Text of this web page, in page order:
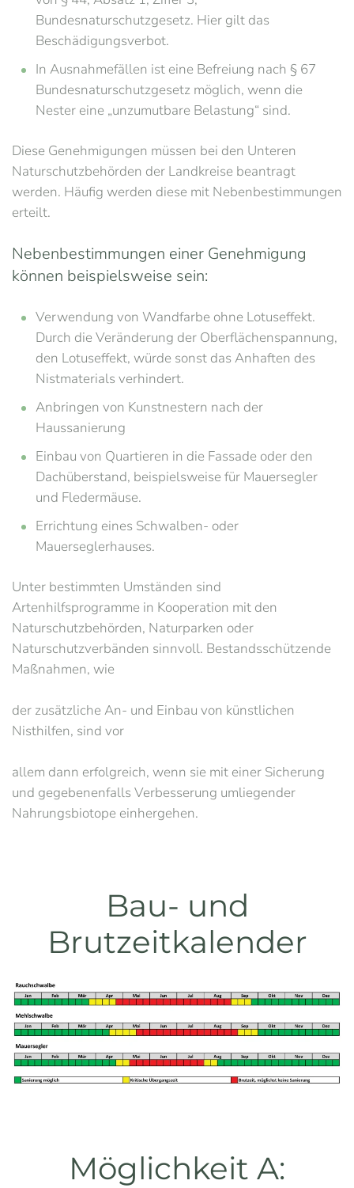
Bundesnaturschutzgesetz. Hier gilt das
Beschädigungsverbot.
In Ausnahmefällen ist eine Befreiung nach § 67
Bundesnaturschutzgesetz möglich, wenn die
Nester eine „unzumutbare Belastung“ sind.
Diese Genehmigungen müssen bei den Unteren
Naturschutzbehörden der Landkreise beantragt
werden. Häufig werden diese mit Nebenbestimmungen
erteilt.
Nebenbestimmungen einer Genehmigung
können beispielsweise sein:
Verwendung von Wandfarbe ohne Lotuseffekt.
Durch die Veränderung der Oberflächenspannung,
den Lotuseffekt, würde sonst das Anhaften des
Nistmaterials verhindert.
Anbringen von Kunstnestern nach der
Haussanierung
Einbau von Quartieren in die Fassade oder den
Dachüberstand, beispielsweise für Mauersegler
und Fledermäuse.
Errichtung eines Schwalben- oder
Mauerseglerhauses.
Unter bestimmten Umständen sind
Artenhilfsprogramme in Kooperation mit den
Naturschutzbehörden, Naturparken oder
Naturschutzverbänden sinnvoll. Bestandsschützende
Maßnahmen, wie
der zusätzliche An- und Einbau von künstlichen
Nisthilfen, sind vor
allem dann erfolgreich, wenn sie mit einer Sicherung
und gegebenenfalls Verbesserung umliegender
Nahrungsbiotope einhergehen.
Bau- und
Brutzeitkalender
Möglichkeit A: